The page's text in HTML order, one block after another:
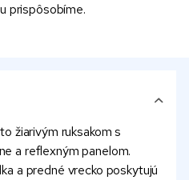
prispôsobíme.
žiarivým ruksakom s
a reflexným panelom.
a predné vrecko poskytujú